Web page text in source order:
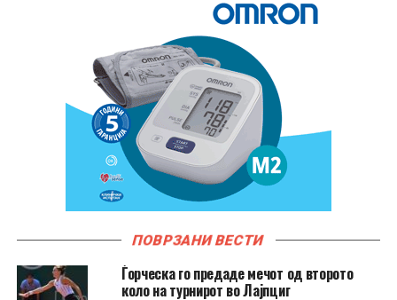
ПОВРЗАНИ ВЕСТИ
Ѓорческа го предаде мечот од второто
коло на турнирот во Лајпциг